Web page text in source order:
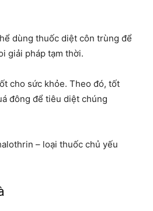
dùng thuốc diệt côn trùng để
giải pháp tạm thời.
cho sức khỏe. Theo đó, tốt
đông để tiêu diệt chúng
– loại thuốc chủ yếu